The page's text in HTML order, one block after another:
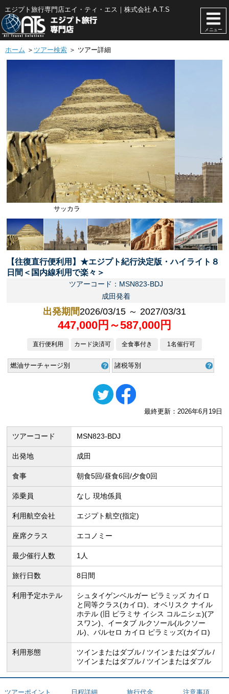
エジプト旅行専門店エイ・ティ・エス｜株式会社 A.T.S
メニュー
ホーム ＞ ツアー検索 ＞ ツアー詳細
【往復直行便利用】★エジプト紀行決定版・ハイライト８
日間＜国内線利用で楽々＞
ツアーコード：MSN823-BDJ
成田発着
出発期間2026/03/15 ～ 2027/03/31
447,000円～587,000円
直行便利用 カード決済可 全食事付き 1名催行可
燃油サーチャージ別 諸税等別
最終更新：2026年6月19日
ツアーコード MSN823-BDJ
出発地 成田
食事 朝食5回/昼食6回/夕食0回
添乗員 なし 現地係員
利用航空会社 エジプト航空(指定)
座席クラス エコノミー
最少催行人数 1人
旅行日数 8日間
利用予定ホテル
シュタイゲンベルガー ピラミッズ カイロ
と同等クラス(カイロ)、オベリスク ナイル
ホテル (旧 ピラミサ イシス コルニシェ)(ア
スワン)、イータブ ルクソール(ルクソー
ル)、バルセロ カイロ ピラミッズ(カイロ)
利用形態 ツインまたはダブル
ツインまたはダブル
ツインまたはダブル
ツインまたはダブル
ツアーポイント 日程詳細 旅行代金 注意事項